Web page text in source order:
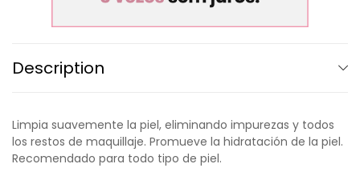
Description
Limpia suavemente la piel, eliminando impurezas y todos
los restos de maquillaje. Promueve la hidratación de la piel.
Recomendado para todo tipo de piel.